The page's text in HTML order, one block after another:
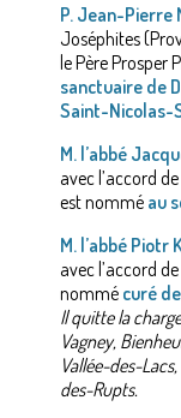
P. Jean-Pierre
Joséphites
le Père Prosper
sanctuaire de
Saint-Nicolas-
M. l’abbé
avec l’accord
est nommé au
M. l’abbé Piotr
avec l’accord
nommé curé
Il quitte la
Vagney,
Vallée-des-
des-Rupts.